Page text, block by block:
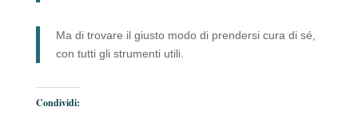
Ma di trovare il giusto modo di prendersi cura di sé,
con tutti gli strumenti utili.
Condividi: